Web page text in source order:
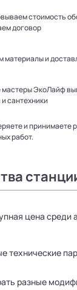
стоимость
договор
материалы и
мастеры ЭкоЛайф
сантехники
и принимаете
работ.
цена среди
технические
разные